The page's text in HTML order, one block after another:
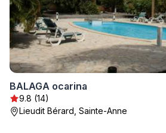
BALAGA ocarina
9.8 (14)
Lieudit Bérard, Sainte-Anne